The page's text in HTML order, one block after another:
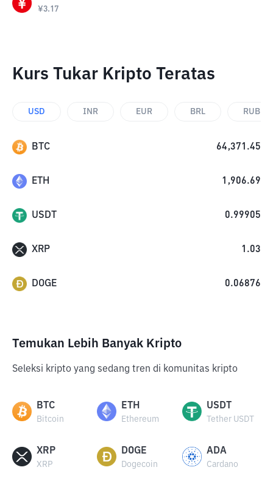
¥3.17
Kurs Tukar Kripto Teratas
USD INR EUR BRL RUB
BTC 64,371.45
ETH 1,906.69
USDT 0.99905
XRP 1.03
DOGE 0.06876
Temukan Lebih Banyak Kripto
Seleksi kripto yang sedang tren di komunitas kripto
BTC
Bitcoin
ETH
Ethereum
USDT
Tether USDT
XRP
XRP
DOGE
Dogecoin
ADA
Cardano